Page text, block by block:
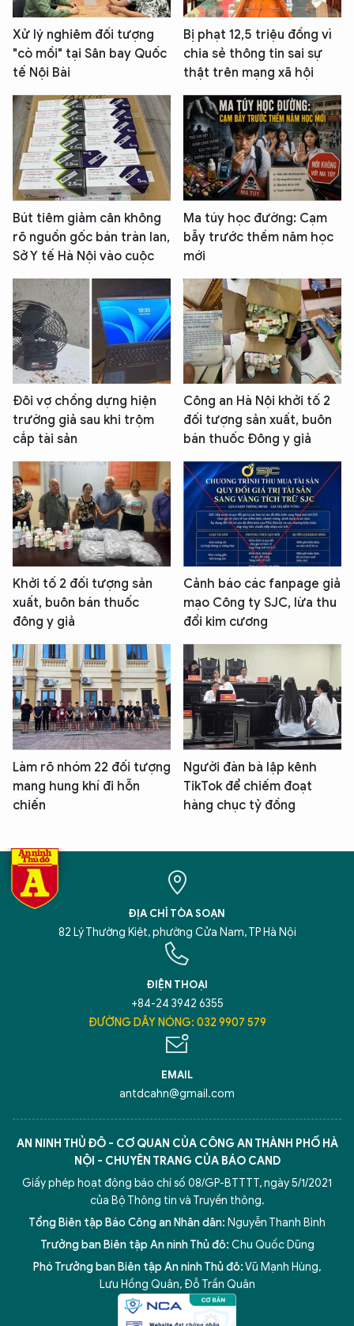
Xử lý nghiêm đối tượng
"cò mồi" tại Sân bay Quốc
tế Nội Bài
Bị phạt 12,5 triệu đồng vì
chia sẻ thông tin sai sự
thật trên mạng xã hội
Bút tiêm giảm cân không
rõ nguồn gốc bán tràn lan,
Sở Y tế Hà Nội vào cuộc
Ma túy học đường: Cạm
bẫy trước thềm năm học
mới
Đôi vợ chồng dựng hiện
trường giả sau khi trộm
cắp tài sản
Công an Hà Nội khởi tố 2
đối tượng sản xuất, buôn
bán thuốc Đông y giả
Khởi tố 2 đối tượng sản
xuất, buôn bán thuốc
đông y giả
Cảnh báo các fanpage giả
mạo Công ty SJC, lừa thu
đổi kim cương
Làm rõ nhóm 22 đối tượng
mang hung khí đi hỗn
chiến
Người đàn bà lập kênh
TikTok để chiếm đoạt
hàng chục tỷ đồng
ĐỊA CHỈ TÒA SOẠN
82 Lý Thường Kiệt, phường Cửa Nam, TP Hà Nội
ĐIỆN THOẠI
+84-24 3942 6355
ĐƯỜNG DÂY NÓNG: 032 9907 579
EMAIL
antdcahn@gmail.com
AN NINH THỦ ĐÔ - CƠ QUAN CỦA CÔNG AN THÀNH PHỐ HÀ
NỘI - CHUYÊN TRANG CỦA BÁO CAND
Giấy phép hoạt động báo chí số 08/GP-BTTTT, ngày 5/1/2021
của Bộ Thông tin và Truyền thông.
Tổng Biên tập Báo Công an Nhân dân: Nguyễn Thanh Bình
Trưởng ban Biên tập An ninh Thủ đô: Chu Quốc Dũng
Phó Trưởng ban Biên tập An ninh Thủ đô:Vũ Mạnh Hùng,
Lưu Hồng Quân, Đỗ Trần Quân